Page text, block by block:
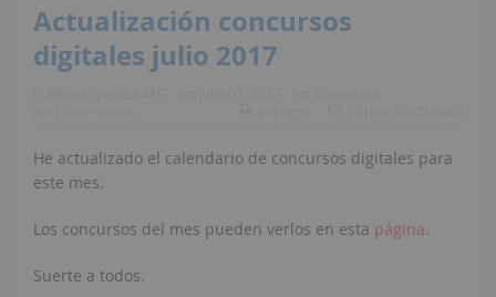
Actualización concursos
digitales julio 2017
He actualizado el calendario de concursos digitales para
este mes.
Los concursos del mes pueden verlos en esta página.
Suerte a todos.